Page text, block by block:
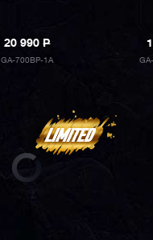
20 990P
GA-700BP-1A